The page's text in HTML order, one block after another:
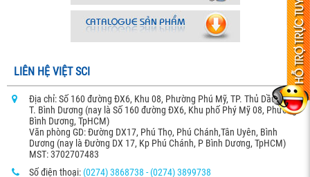
LIÊN HỆ VIỆT SCI
Địa chỉ: Số 160 đường ĐX6, Khu 08, Phường Phú Mỹ, TP. Thủ Dầu Một,
T. Bình Dương (nay là Số 160 đường ĐX6, Khu phố Phý Mỹ 08, Phường
Bình Dương, TpHCM)
Văn phòng GD: Đường DX17, Phú Thọ, Phú Chánh,Tân Uyên, Bình
Dương (nay là Đường DX 17, Kp Phú Chánh, P Bình Dương, TpHCM)
MST: 3702707483
Số điện thoại: (0274) 3868738 - (0274) 3899738